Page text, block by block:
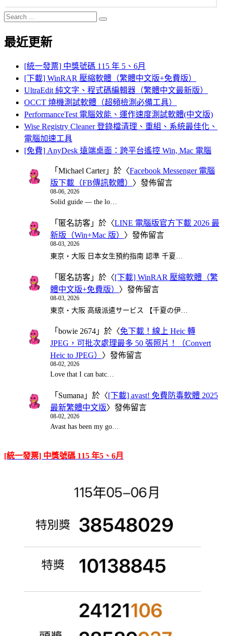
Search
for:
Search
最近更新
[統一發票] 中獎號碼 115 年 5、6月
[下載] WinRAR 壓縮軟體（繁體中文版+免費版）
UltraEdit 純文字、程式碼編輯器（繁體中文最新版）
OCCT 燒機測試軟體（超頻檢測必備工具）
PerformanceTest 電腦效能、運作速度測試軟體(中文版)
Wise Registry Cleaner 登錄檔清理、重組、系統最佳化、
電腦加速工具
[免費] AnyDesk 遠端桌面：跨平台遙控 Win, Mac 電腦
「 Michael Carter」於〈Facebook Messenger 電腦
版下載（FB傳訊軟體） 〉發佈留言
08-06, 2026
Solid guide — the lo…
「 匿名訪客 」於〈LINE 電腦版官方下載 2026 最
新版（Win+Mac 版） 〉發佈留言
08-03, 2026
東京・大阪 日本女生預約指南 認準 千夏…
「 匿名訪客 」於〈[下載] WinRAR 壓縮軟體（繁
體中文版+免費版） 〉發佈留言
08-03, 2026
東京・大阪 高級派遣サービス 【千夏の伊…
「 bowie 2674 」於〈免下載！線上 Heic 轉
JPEG，可批次處理最多 50 張照片！（Convert
Heic to JPEG） 〉發佈留言
08-02, 2026
Love that I can batc…
「 Sumana 」於〈[下載] avast! 免費防毒軟體 2025
最新繁體中文版〉發佈留言
08-02, 2026
Avast has been my go…
[統一發票] 中獎號碼 115 年5、6月